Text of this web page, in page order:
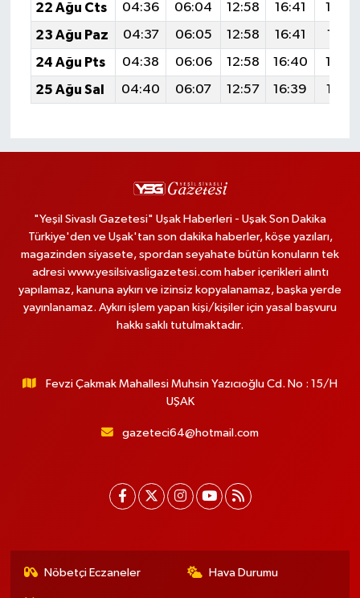
22 Ağu Cts
04:36 06:04 12:58 16:41
19:42
23 Ağu Paz
04:37 06:05 12:58 16:41
19:41
24 Ağu Pts
04:38 06:06 12:58 16:40
19:39
25 Ağu Sal
04:40 06:07 12:57 16:39 19:38
"Yeşil Sivaslı Gazetesi" Uşak Haberleri - Uşak Son Dakika
Türkiye'den ve Uşak'tan son dakika haberler, köşe yazıları,
magazinden siyasete, spordan seyahate bütün konuların tek
adresi www.yesilsivasligazetesi.com haber içerikleri alıntı
yapılamaz, kanuna aykırı ve izinsiz kopyalanamaz, başka yerde
yayınlanamaz. Aykırı işlem yapan kişi/kişiler için yasal başvuru
hakkı saklı tutulmaktadır.
Fevzi Çakmak Mahallesi Muhsin Yazıcıoğlu Cd. No : 15/H
UŞAK
gazeteci64@hotmail.com
Nöbetçi Eczaneler Hava Durumu